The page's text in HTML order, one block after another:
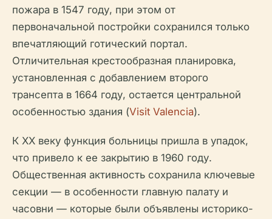
пожара в 1547 году, при этом от
первоначальной постройки сохранился только
впечатляющий готический портал.
Отличительная крестообразная планировка,
установленная с добавлением второго
трансепта в 1664 году, остается центральной
особенностью здания (Visit Valencia).
К XX веку функция больницы пришла в упадок,
что привело к ее закрытию в 1960 году.
Общественная активность сохранила ключевые
секции — в особенности главную палату и
часовни — которые были объявлены историко-